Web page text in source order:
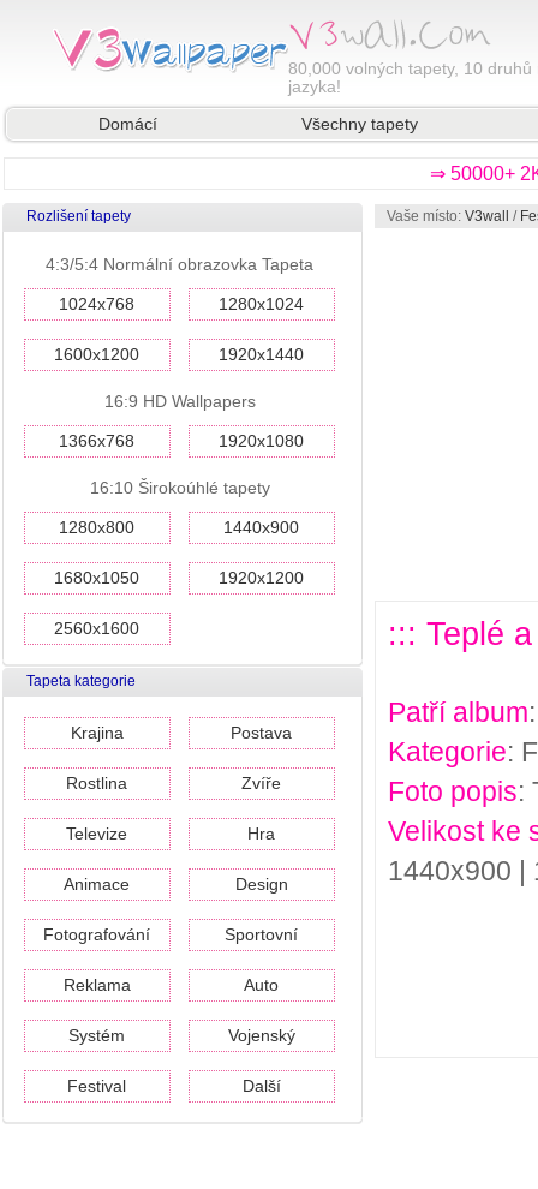
80,000 volných tapety, 10 druhů
jazyka!
Domácí
Všechny tapety
⇒ 50000+
Rozlišení tapety
4:3/5:4 Normální obrazovka Tapeta
1024x768 1280x1024
1600x1200 1920x1440
16:9 HD Wallpapers
1366x768 1920x1080
16:10 Širokoúhlé tapety
1280x800 1440x900
1680x1050 1920x1200
2560x1600
Tapeta kategorie
Krajina Postava
Rostlina Zvíře
Televize Hra
Animace Design
Fotografování Sportovní
Reklama Auto
Systém Vojenský
Festival Další
Vaše místo: V3wall /
::: Teplé
Patří album
Kategorie:
Foto popis:
Velikost ke
1440x900 |